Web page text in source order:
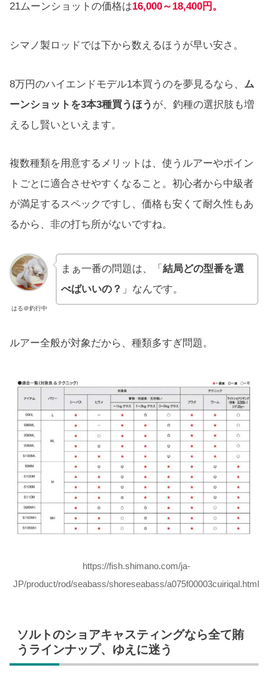
21ムーンショットの価格は16,000～18,400円。
シマノ製ロッドでは下から数えるほうが早い安さ。
8万円のハイエンドモデル1本買うのを夢見るなら、 ム
ーンショットを3本3種買うほう が、釣種の選択肢も増
えるし賢いといえます。
複数種類を用意するメリットは、使うルアーやポイン
トごとに適合させやすくなること。初心者から中級者
が満足するスペックですし、価格も安くて耐久性もあ
るから、非の打ち所がないですね。
はる＠釣行中
まぁ一番の問題は、「 結局どの型番を選
べばいいの？ 」なんです。
ルアー全般が対象だから、種類多すぎ問題。
https://fish.shimano.com/ja-
JP/product/rod/seabass/shoreseabass/a075f00003cuiriqal.html
ソルトのショアキャスティングなら全て賄
うラインナップ、ゆえに迷う